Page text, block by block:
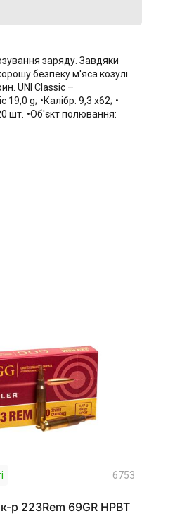
заряду. Завдяки
безпеку м'яса козулі.
UNI Classic –
19,0 g; •Калібр: 9,3 х62; •
шт. •Об'єкт полювання:
6753
р 223Rem 69GR HPBT